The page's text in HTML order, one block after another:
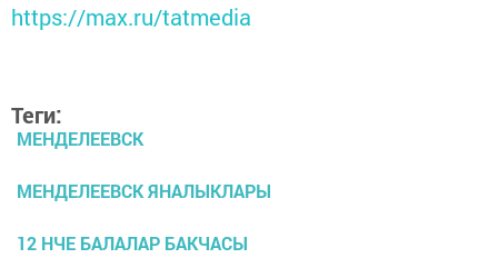
https://max.ru/tatmedia
Теги:
МЕНДЕЛЕЕВСК
МЕНДЕЛЕЕВСК ЯНАЛЫКЛАРЫ
12 НЧЕ БАЛАЛАР БАКЧАСЫ